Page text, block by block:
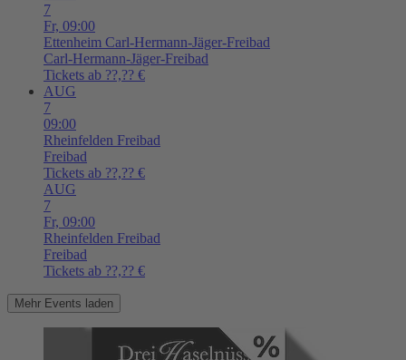
7
Fr, 09:00
Ettenheim Carl-Hermann-Jäger-Freibad
Carl-Hermann-Jäger-Freibad
Tickets ab ??,?? €
AUG
7
09:00
Rheinfelden Freibad
Freibad
Tickets ab ??,?? €
AUG
7
Fr, 09:00
Rheinfelden Freibad
Freibad
Tickets ab ??,?? €
Mehr Events laden